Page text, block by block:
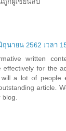
ถุนายน 2562 เวลา
written
effectively for the
a lot of people
article.